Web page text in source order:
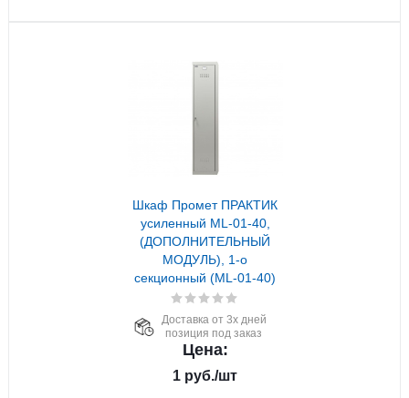
Шкаф Промет ПРАКТИК
усиленный ML-01-40,
(ДОПОЛНИТЕЛЬНЫЙ
МОДУЛЬ), 1-о
секционный (ML-01-40)
Доставка от 3х дней
позиция под заказ
Цена:
1 руб./шт